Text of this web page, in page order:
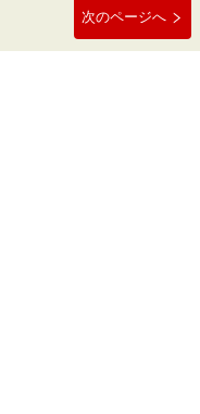
次のページへ